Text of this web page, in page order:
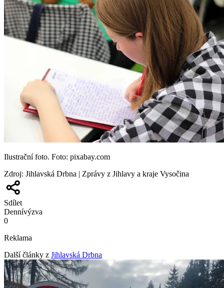
Ilustrační foto. Foto: pixabay.com
Zdroj: Jihlavská Drbna | Zprávy z Jihlavy a kraje Vysočina
Sdílet
Dennívýzva
0
Reklama
Další články z Jihlavská Drbna